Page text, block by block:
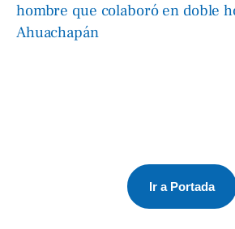
hombre que colaboró en doble
Ahuachapán
Ir a Portada